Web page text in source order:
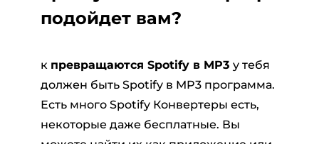
подойдет вам?
к превращаются Spotify в MP3 у тебя
должен быть Spotify в MP3 программа.
Есть много Spotify Конвертеры есть,
некоторые даже бесплатные. Вы